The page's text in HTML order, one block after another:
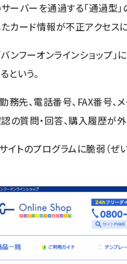
ーバーを通過する「通過型
カード情報が不正アクセスに
バンフーオンラインショップ
いう。
務先、電話番号、FAX番号
の質問・回答、購入履歴が
イトのプログラムに脆弱（